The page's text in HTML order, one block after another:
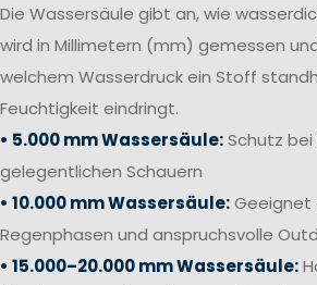
Die Wassersäule gibt an, wie
wird in Millimetern (mm) gemessen
welchem Wasserdruck ein Stoff
Feuchtigkeit eindringt.
• 5.000 mm Wassersäule:Schutz
gelegentlichen Schauern
• 10.000 mm Wassersäule:Geeignet
Regenphasen und anspruchsvolle
• 15.000–20.000 mm Wassersäule: